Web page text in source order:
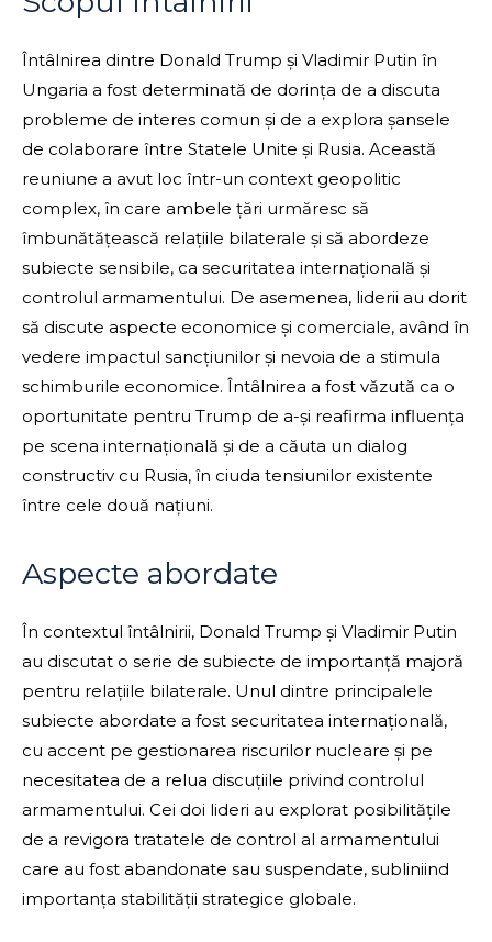
Întâlnirea dintre Donald Trump și Vladimir Putin în
Ungaria a fost determinată de dorința de a discuta
probleme de interes comun și de a explora șansele
de colaborare între Statele Unite și Rusia. Această
reuniune a avut loc într-un context geopolitic
complex, în care ambele țări urmăresc să
îmbunătățească relațiile bilaterale și să abordeze
subiecte sensibile, ca securitatea internațională și
controlul armamentului. De asemenea, liderii au dorit
să discute aspecte economice și comerciale, având în
vedere impactul sancțiunilor și nevoia de a stimula
schimburile economice. Întâlnirea a fost văzută ca o
oportunitate pentru Trump de a-și reafirma influența
pe scena internațională și de a căuta un dialog
constructiv cu Rusia, în ciuda tensiunilor existente
între cele două națiuni.
Aspecte abordate
În contextul întâlnirii, Donald Trump și Vladimir Putin
au discutat o serie de subiecte de importanță majoră
pentru relațiile bilaterale. Unul dintre principalele
subiecte abordate a fost securitatea internațională,
cu accent pe gestionarea riscurilor nucleare și pe
necesitatea de a relua discuțiile privind controlul
armamentului. Cei doi lideri au explorat posibilitățile
de a revigora tratatele de control al armamentului
care au fost abandonate sau suspendate, subliniind
importanța stabilității strategice globale.